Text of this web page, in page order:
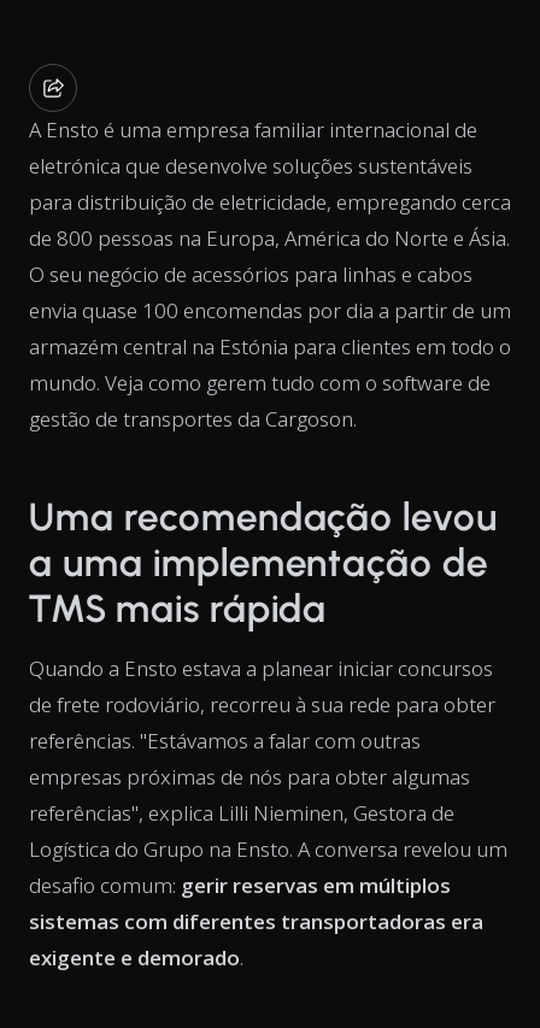
A Ensto é uma empresa familiar internacional de
eletrónica que desenvolve soluções sustentáveis
para distribuição de eletricidade, empregando cerca
de 800 pessoas na Europa, América do Norte e Ásia.
O seu negócio de acessórios para linhas e cabos
envia quase 100 encomendas por dia a partir de um
armazém central na Estónia para clientes em todo o
mundo. Veja como gerem tudo com o software de
gestão de transportes da Cargoson.
Uma recomendação levou
a uma implementação de
TMS mais rápida
Quando a Ensto estava a planear iniciar concursos
de frete rodoviário, recorreu à sua rede para obter
referências. "Estávamos a falar com outras
empresas próximas de nós para obter algumas
referências", explica Lilli Nieminen, Gestora de
Logística do Grupo na Ensto. A conversa revelou um
desafio comum: gerir reservas em múltiplos
sistemas com diferentes transportadoras era
exigente e demorado.